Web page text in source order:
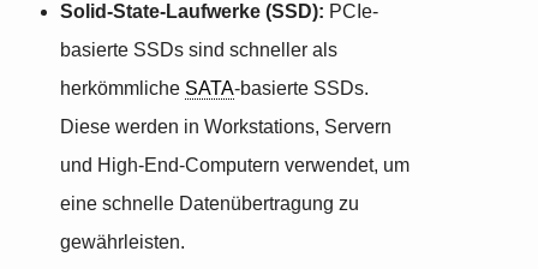
Solid-State-Laufwerke (SSD): PCIe-
basierte SSDs sind schneller als
herkömmliche SATA-basierte SSDs.
Diese werden in Workstations, Servern
und High-End-Computern verwendet, um
eine schnelle Datenübertragung zu
gewährleisten.